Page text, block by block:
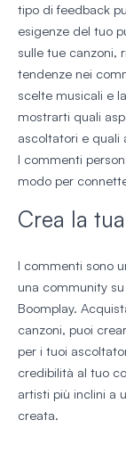
tipo di feedback
esigenze del tuo
sulle tue canzoni,
tendenze nei
scelte musicali e
mostrarti quali
ascoltatori e quali
I commenti
modo per
Crea la
I commenti sono
una community
Boomplay.
canzoni, puoi
per i tuoi
credibilità al tuo
artisti più inclini a
creata.